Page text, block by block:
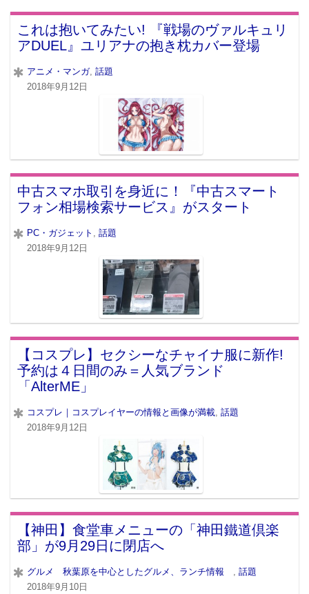
これは抱いてみたい! 『戦場のヴァルキュリ
アDUEL』ユリアナの抱き枕カバー登場
アニメ・マンガ, 話題
2018年9月12日
中古スマホ取引を身近に！『中古スマート
フォン相場検索サービス』がスタート
PC・ガジェット , 話題
2018年9月12日
【コスプレ】セクシーなチャイナ服に新作!
予約は４日間のみ＝人気ブランド
「AlterME」
コスプレ｜コスプレイヤーの情報と画像が満載 話題
2018年9月12日
【神田】食堂車メニューの「神田鐵道倶楽
部」が9月29日に閉店へ
グルメ 秋葉原を中心としたグルメ、ランチ情報 , 話題
2018年9月10日